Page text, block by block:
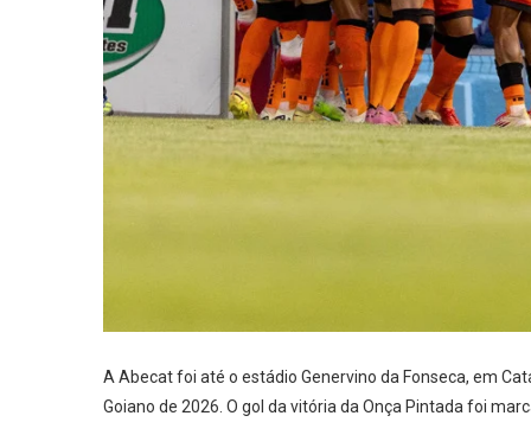
A Abecat foi até o estádio Genervino da Fonseca, em
Goiano de 2026. O gol da vitória da Onça Pintada foi